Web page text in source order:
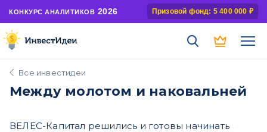
КОНКУРС АНАЛИТИКОВ 2026 Призовой фонд: 5 400 000 ₽
Все инвестидеи
Между молотом и наковальней
ВЕЛЕС-Капитал решились и готовы начинать